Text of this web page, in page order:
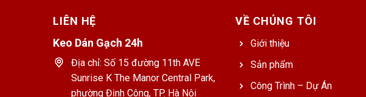
LIÊN HỆ
Keo Dán Gạch 24h
Địa chỉ: Số 15 đường 11th AVE
Sunrise K The Manor Central Park,
phường Định Công, TP. Hà Nội
VỀ CHÚNG TÔI
Giới thiệu
Sản phẩm
Công Trình – Dự Án